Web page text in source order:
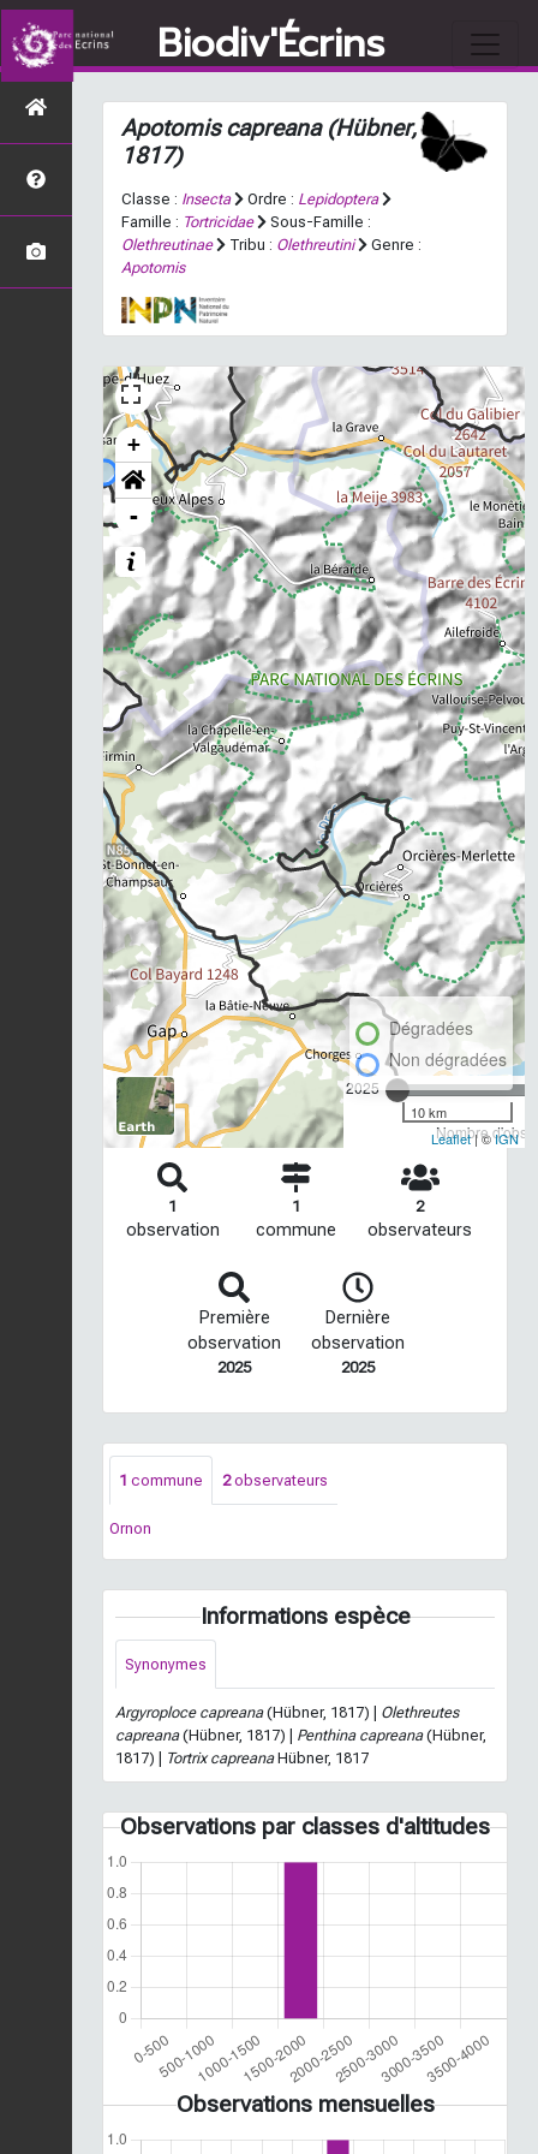
Biodiv'Écrins
Apotomis capreana(Hübner,
1817)
Classe : Insecta Ordre : Lepidoptera
Famille : Tortricidae
Sous-Famille :
Olethreutinae
Tribu : Olethreutini
Genre :
Apotomis
+
-
2025
Nombre
Dégradées
Non dégradées
10 km
Leaflet| ©IGN
1
observation
1
commune
2
observateurs
Première
observation
2025
Dernière
observation
2025
1 commune 2observateurs
Ornon
Informations espèce
Synonymes
Argyroploce capreana(Hübner, 1817) | Olethreutes
capreana(Hübner, 1817) | Penthina capreana(Hübner,
1817) | Tortrix capreanaHübner, 1817
Observations par classes d'altitudes
Observations mensuelles